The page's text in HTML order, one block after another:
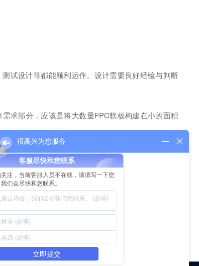
试设计等都能顺利运作。设计需要良好经验与判断
求部分，应该是将大数量FPC软板构建在小的面积
都尽量纳入，这可以帮助设计者更广泛观察整个方
时照顾到两者的平衡关系。
很高兴为您服务